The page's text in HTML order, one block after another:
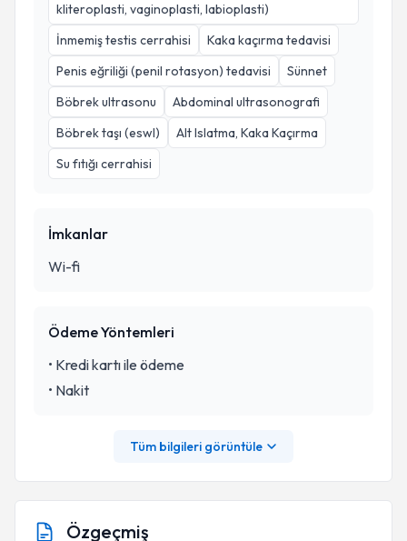
kliteroplasti, vaginoplasti, labioplasti)
İnmemiş testis cerrahisi
Kaka kaçırma tedavisi
Penis eğriliği (penil rotasyon) tedavisi
Sünnet
Böbrek ultrasonu
Abdominal ultrasonografi
Böbrek taşı (eswl)
Alt Islatma, Kaka Kaçırma
Su fıtığı cerrahisi
İmkanlar
Wi-fi
Ödeme Yöntemleri
• Kredi kartı ile ödeme
• Nakit
Tüm bilgileri görüntüle
Özgeçmiş